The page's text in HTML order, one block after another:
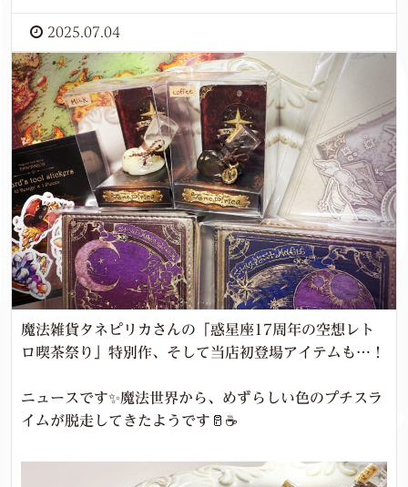
2025.07.04
魔法雑貨タネピリカさんの「惑星座17周年の空想レト
ロ喫茶祭り」特別作、そして当店初登場アイテムも…！
ニュースです✨魔法世界から、めずらしい色のプチスラ
イムが脱走してきたようです🥛☕